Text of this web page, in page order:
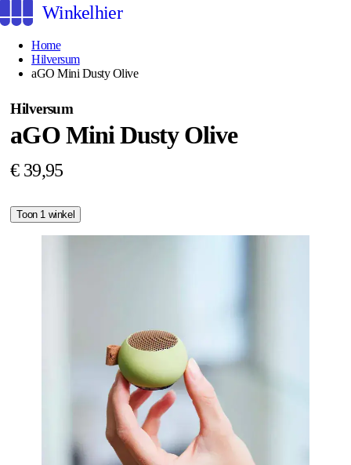
Winkelhier
Home
Hilversum
aGO Mini Dusty Olive
Hilversum
aGO Mini Dusty Olive
€ 39,95
Toon 1 winkel